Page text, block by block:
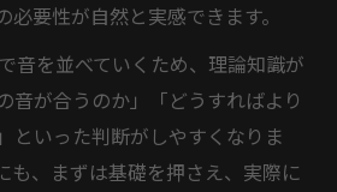
要性が自然と実感できます。
音を並べていくため、理論知識が
音が合うのか」「どうすればより
といった判断がしやすくなりま
も、まずは基礎を押さえ、実際に